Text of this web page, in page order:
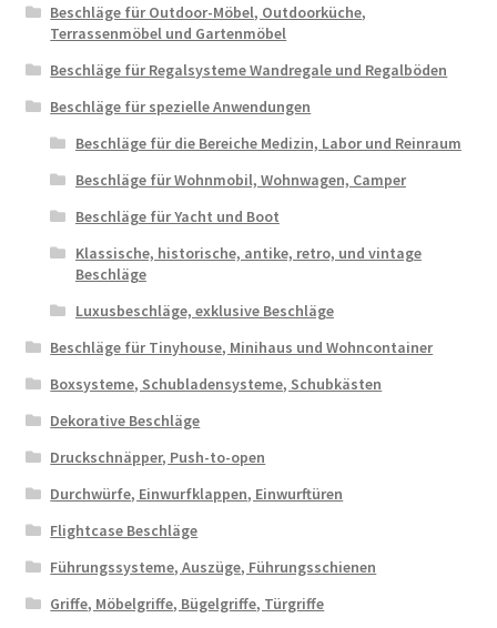
Beschläge für Outdoor-Möbel, Outdoorküche,
Terrassenmöbel und Gartenmöbel
Beschläge für Regalsysteme Wandregale und Regalböden
Beschläge für spezielle Anwendungen
Beschläge für die Bereiche Medizin, Labor und Reinraum
Beschläge für Wohnmobil, Wohnwagen, Camper
Beschläge für Yacht und Boot
Klassische, historische, antike, retro, und vintage
Beschläge
Luxusbeschläge, exklusive Beschläge
Beschläge für Tinyhouse, Minihaus und Wohncontainer
Boxsysteme, Schubladensysteme, Schubkästen
Dekorative Beschläge
Druckschnäpper, Push-to-open
Durchwürfe, Einwurfklappen, Einwurftüren
Flightcase Beschläge
Führungssysteme, Auszüge, Führungsschienen
Griffe, Möbelgriffe, Bügelgriffe, Türgriffe